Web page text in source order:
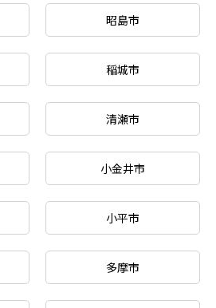
昭島市
稲城市
清瀬市
小金井市
小平市
多摩市